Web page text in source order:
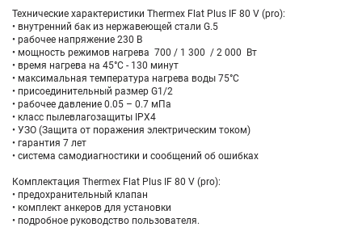
Технические характеристики Thermex Flat Plus IF 80 V (pro):
• внутренний бак из нержавеющей стали G.5
• рабочее напряжение 230 В
• мощность режимов нагрева 700 / 1 300 / 2 000 Вт
• время нагрева на 45°С - 130 минут
• максимальная температура нагрева воды 75°С
• присоединительный размер G1/2
• рабочее давление 0.05 – 0.7 мПа
• класс пылевлагозащиты IPX4
• УЗО (Защита от поражения электрическим током)
• гарантия 7 лет
• система самодиагностики и сообщений об ошибках
Комплектация Thermex Flat Plus IF 80 V (pro):
• предохранительный клапан
• комплект анкеров для установки
• подробное руководство пользователя.